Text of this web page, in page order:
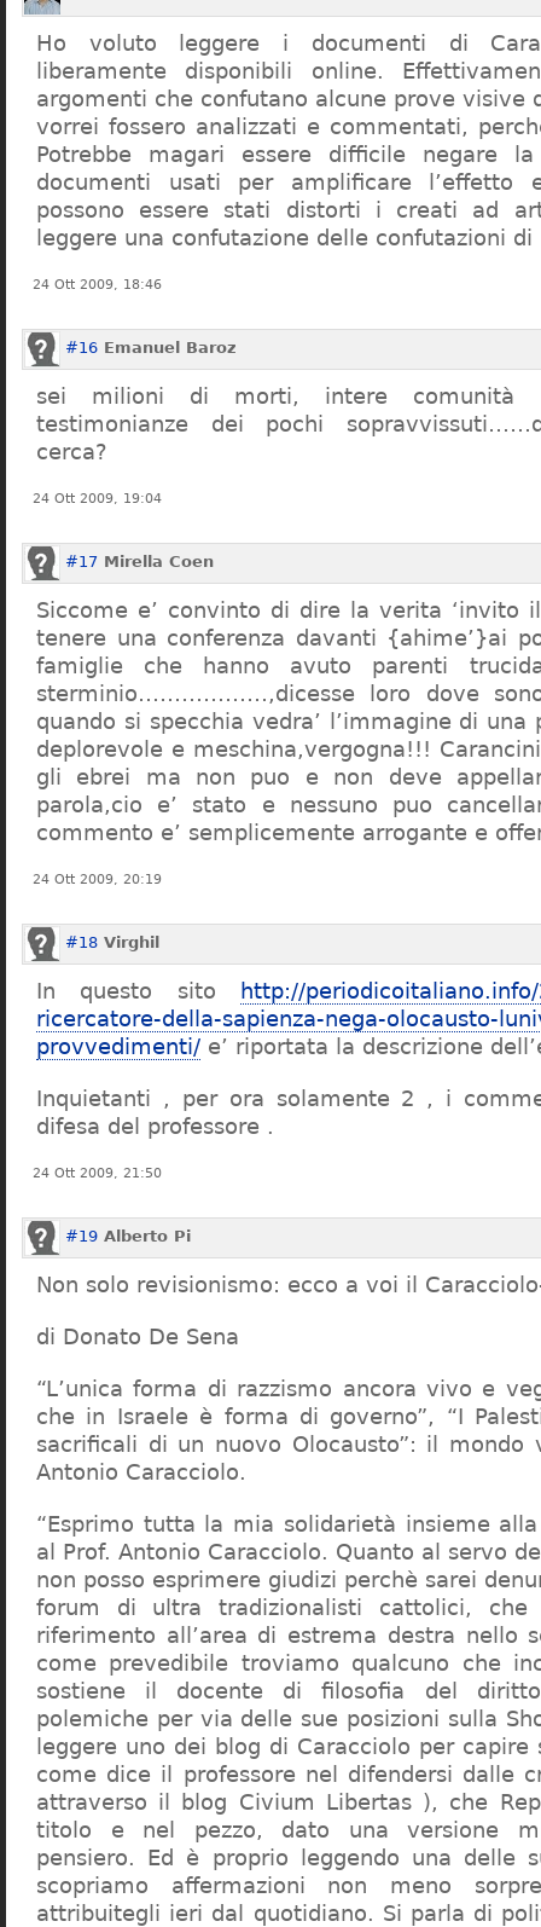
Ho voluto leggere i documenti di
liberamente disponibili online.
argomenti che confutano alcune prove visive
vorrei fossero analizzati e commentati,
Potrebbe magari essere difficile negare
documenti usati per amplificare l’effetto
possono essere stati distorti i creati ad
leggere una confutazione delle confutazioni di
24 Ott 2009, 18:46
#16 Emanuel Baroz
sei milioni di morti, intere comunità
testimonianze dei pochi
cerca?
24 Ott 2009, 19:04
#17 Mirella Coen
Siccome e’ convinto di dire la verita ‘invito
tenere una conferenza davanti {ahime’}ai
famiglie che hanno avuto parenti
sterminio………………,dicesse loro dove
quando si specchia vedra’ l’immagine di una
deplorevole e meschina,vergogna!!!
gli ebrei ma non puo e non deve
parola,cio e’ stato e nessuno puo
commento e’ semplicemente arrogante e
24 Ott 2009, 20:19
#18 Virghil
In questo sito
http://
ricercatore-della-sapienza-nega-olocausto-
provvedimenti/ e’ riportata la descrizione
Inquietanti , per ora solamente 2 , i
difesa del professore .
24 Ott 2009, 21:50
#19 Alberto Pi
Non solo revisionismo: ecco a voi il
di Donato De Sena
“L’unica forma di razzismo ancora vivo e
che in Israele è forma di governo”, “I
sacrificali di un nuovo Olocausto”: il mondo
Antonio Caracciolo.
“Esprimo tutta la mia solidarietà insieme
al Prof. Antonio Caracciolo. Quanto al servo
non posso esprimere giudizi perchè sarei
forum di ultra tradizionalisti cattolici,
riferimento all’area di estrema destra nello
come prevedibile troviamo qualcuno che
sostiene il docente di filosofia del
polemiche per via delle sue posizioni sulla
leggere uno dei blog di Caracciolo per
come dice il professore nel difendersi dalle
attraverso il blog Civium Libertas ), che
titolo e nel pezzo, dato una versione
pensiero. Ed è proprio leggendo una delle
scopriamo affermazioni non meno
attribuitegli ieri dal quotidiano. Si parla di